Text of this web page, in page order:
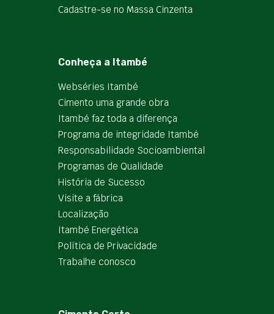
Cadastre-se no Massa Cinzenta
Conheça a Itambé
Webséries Itambé
Cimento uma grande obra
Itambé faz toda a diferença
Programa de integridade Itambé
Responsabilidade Socioambiental
Programas de Qualidade
História de Sucesso
Visite a fábrica
Localização
Itambé Energética
Política de Privacidade
Trabalhe conosco